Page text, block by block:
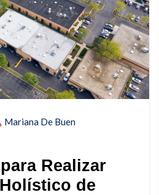
Mariana De Buen
Realizar
de